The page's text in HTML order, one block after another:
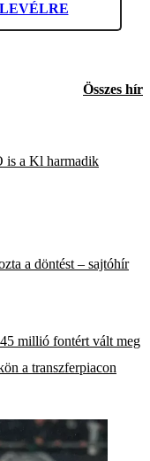
Összes hír
is a Kl harmadik
a döntést – sajtóhír
millió fontért vált meg
a transzferpiacon